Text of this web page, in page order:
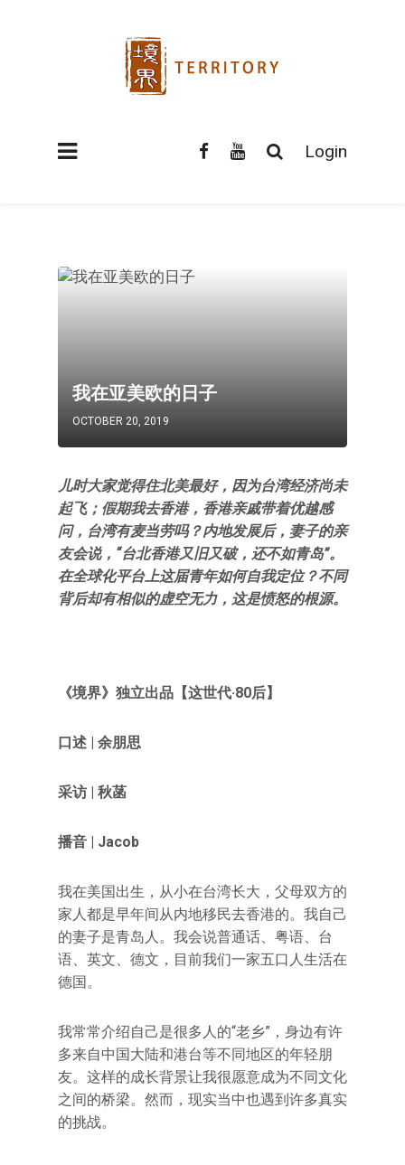
Login
我在亚美欧的日子
OCTOBER 20, 2019
儿时大家觉得住北美最好，因为台湾经济尚未
起飞；假期我去香港，香港亲戚带着优越感
问，台湾有麦当劳吗？内地发展后，妻子的亲
友会说，“台北香港又旧又破，还不如青岛”。
在全球化平台上这届青年如何自我定位？不同
背后却有相似的虚空无力，这是愤怒的根源。
《境界》独立出品【这世代·80后】
口述 | 余朋思
采访 | 秋菡
播音 | Jacob
我在美国出生，从小在台湾长大，父母双方的
家人都是早年间从内地移民去香港的。我自己
的妻子是青岛人。我会说普通话、粤语、台
语、英文、德文，目前我们一家五口人生活在
德国。
我常常介绍自己是很多人的“老乡”，身边有许
多来自中国大陆和港台等不同地区的年轻朋
友。这样的成长背景让我很愿意成为不同文化
之间的桥梁。然而，现实当中也遇到许多真实
的挑战。